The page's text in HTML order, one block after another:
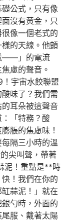
公式，只有像
沒有黃金，只
像一個老式的
的天線。他顫
——」的電流
慮的聲音。
！宇宙水餃聯盟
味了？我們需
耳朵被這聲音
「特務？酸
脹的焦慮味！
隔三小時的溫
尖叫聲，帶著
泥！重點是**時
！我們在你的
蒜泥！」就在
勺時，外面的
服、戴著太陽